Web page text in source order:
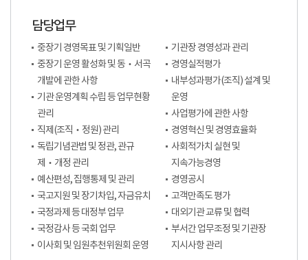
담당업무
중장기 경영목표 및 기획일반
중장기 운영 활성화 및 동‧서곡
개발에 관한 사항
기관 운영계획 수립 등 업무현황
관리
직제(조직‧정원) 관리
독립기념관법 및 정관, 관규
제‧개정 관리
예산편성, 집행통제 및 관리
국고지원 및 장기차입, 자금유치
국정과제 등 대정부 업무
국정감사 등 국회 업무
이사회 및 임원추천위원회 운영
기관장 경영성과 관리
경영실적평가
내부성과평가(조직) 설계 및
운영
사업평가에 관한 사항
경영혁신 및 경영효율화
사회적가치 실현 및
지속가능경영
경영공시
고객만족도 평가
대외기관 교류 및 협력
부서간 업무조정 및 기관장
지시사항 관리